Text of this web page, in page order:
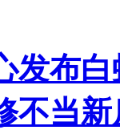
发布
不当